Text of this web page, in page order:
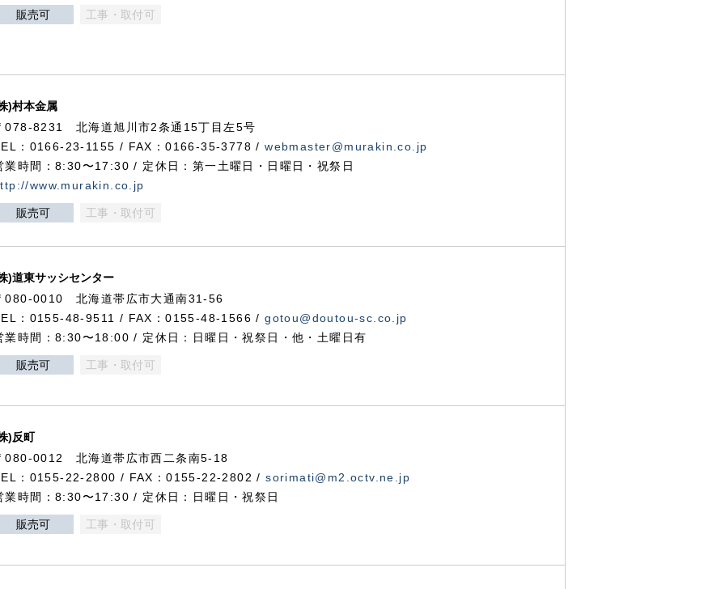
販売可 工事・取付可
)村本金属
078-8231 北海道旭川市2条通15丁目左5号
：0166-23-1155 / FAX：0166-35-3778 /webmaster@murakin.co.jp
業時間：8:30〜17:30 / 定休日：第一土曜日・日曜日・祝祭日
www.murakin.co.jp
販売可 工事・取付可
)道東サッシセンター
080-0010 北海道帯広市大通南31-56
：0155-48-9511 / FAX：0155-48-1566 /gotou@doutou-sc.co.jp
業時間：8:30〜18:00 / 定休日：日曜日・祝祭日・他・土曜日有
販売可 工事・取付可
)反町
080-0012 北海道帯広市西二条南5-18
：0155-22-2800 / FAX：0155-22-2802 /sorimati@m2.octv.ne.jp
業時間：8:30〜17:30 / 定休日：日曜日・祝祭日
販売可 工事・取付可